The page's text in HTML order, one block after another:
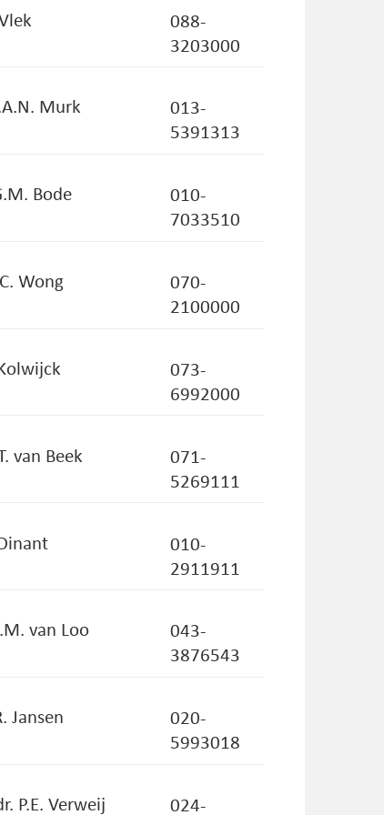
jaarlijks, laatste 2 weken van
jaarlijks in september
088-
3203000
Murk
013-
5391313
Bode
010-
7033510
Wong
070-
2100000
073-
6992000
van Beek
071-
5269111
010-
2911911
van Loo
043-
3876543
Jansen
020-
5993018
P.E. Verweij 024-